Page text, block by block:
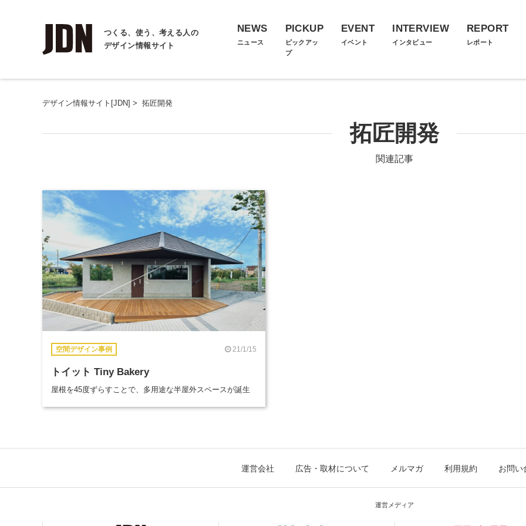
つくる、使う、考える人の
デザイン情報サイト
NEWS
ニュース
PICKUP
ピックアッ
プ
EVENT
イベント
INTERVIEW
インタビュー
REPORT
レポート
デザイン情報サイト[JDN] > 拓匠開発
拓匠開発
関連記事
空間デザイン事例 21/1/15
トイット Tiny Bakery
屋根を45度ずらすことで、多用途な半屋外スペースが誕生
運営会社 広告・取材について メルマガ 利用規約 お問い
運営メディア